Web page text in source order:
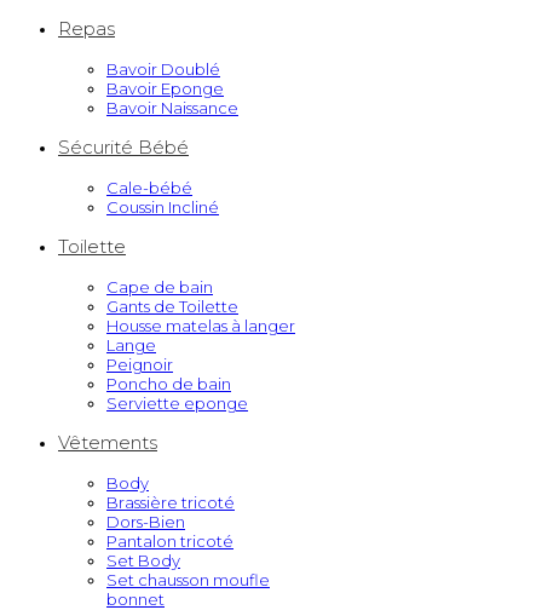
Repas
Bavoir Doublé
Bavoir Eponge
Bavoir Naissance
Sécurité Bébé
Cale-bébé
Coussin Incliné
Toilette
Cape de bain
Gants de Toilette
Housse matelas à langer
Lange
Peignoir
Poncho de bain
Serviette eponge
Vêtements
Body
Brassière tricoté
Dors-Bien
Pantalon tricoté
Set Body
Set chausson moufle
bonnet